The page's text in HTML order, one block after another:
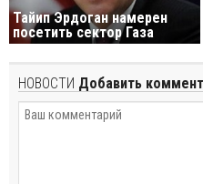
Тайип Эрдоган намерен
посетить сектор Газа
НОВОСТИ Добавить